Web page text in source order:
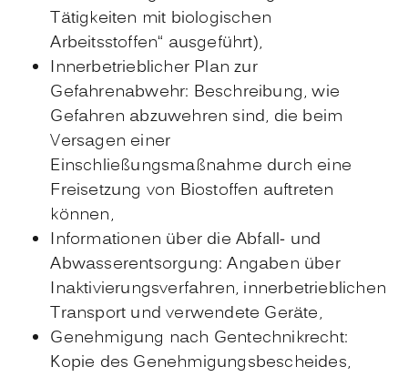
Tätigkeiten mit biologischen
Arbeitsstoffen“ ausgeführt),
Innerbetrieblicher Plan zur
Gefahrenabwehr: Beschreibung, wie
Gefahren abzuwehren sind, die beim
Versagen einer
Einschließungsmaßnahme durch eine
Freisetzung von Biostoffen auftreten
können,
Informationen über die Abfall- und
Abwasserentsorgung: Angaben über
Inaktivierungsverfahren, innerbetrieblichen
Transport und verwendete Geräte,
Genehmigung nach Gentechnikrecht:
Kopie des Genehmigungsbescheides,